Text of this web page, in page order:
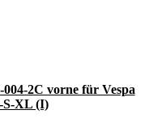
2C vorne für Vespa
S-XL (I)